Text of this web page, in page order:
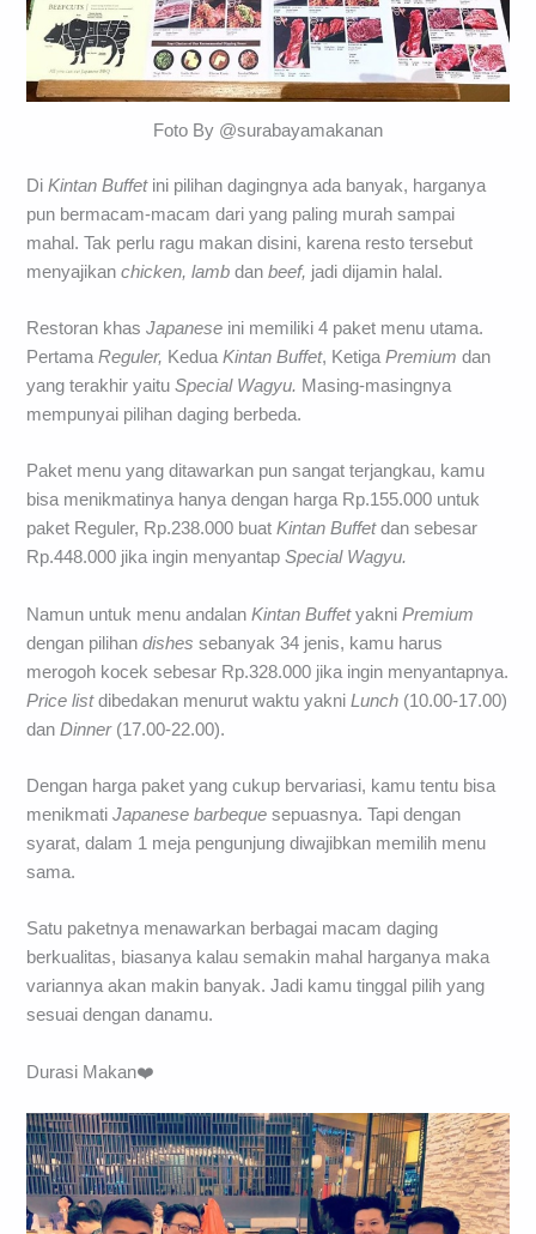
Foto By @surabayamakanan
DiKintan Buffetini pilihan dagingnya ada banyak, harganya
pun bermacam-macam dari yang paling murah sampai
mahal. Tak perlu ragu makan disini, karena resto tersebut
menyajikanchicken, lamb danbeef, jadi dijamin halal.
Restoran khasJapanese ini memiliki 4 paket menu utama.
PertamaReguler, KeduaKintan Buffet, KetigaPremium dan
yang terakhir yaituSpecial Wagyu. Masing-masingnya
mempunyai pilihan daging berbeda.
Paket menu yang ditawarkan pun sangat terjangkau, kamu
bisa menikmatinya hanya dengan harga Rp.155.000 untuk
paket Reguler, Rp.238.000 buatKintan Buffetdan sebesar
Rp.448.000 jika ingin menyantapSpecial Wagyu.
Namun untuk menu andalanKintan BuffetyakniPremium
dengan pilihandishes sebanyak 34 jenis, kamu harus
merogoh kocek sebesar Rp.328.000 jika ingin menyantapnya.
Price listdibedakan menurut waktu yakniLunch (10.00-17.00)
danDinner(17.00-22.00).
Dengan harga paket yang cukup bervariasi, kamu tentu bisa
menikmatiJapanese barbeque sepuasnya. Tapi dengan
syarat, dalam 1 meja pengunjung diwajibkan memilih menu
sama.
Satu paketnya menawarkan berbagai macam daging
berkualitas, biasanya kalau semakin mahal harganya maka
variannya akan makin banyak. Jadi kamu tinggal pilih yang
sesuai dengan danamu.
Durasi Makan❤️